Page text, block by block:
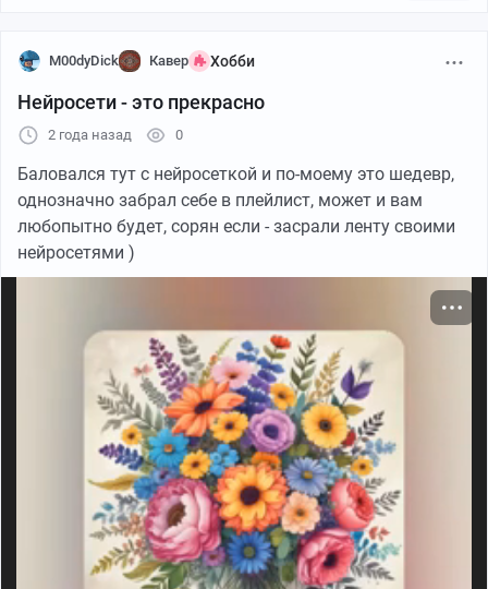
M00dyDick Кавер Хобби
Нейросети - это прекрасно
2 года назад 0
Баловался тут с нейросеткой и по-моему это шедевр,
однозначно забрал себе в плейлист, может и вам
любопытно будет, сорян если - засрали ленту своими
нейросетями )